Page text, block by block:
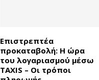
Επιστρεπτέα
προκαταβολή: Η ώρα
του λογαριασμού μέσω
TAXIS – Οι τρόποι